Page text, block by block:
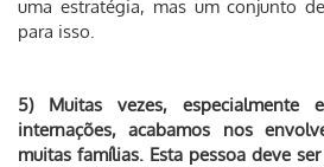
uma estratégia, mas um conjunto
para isso.
5) Muitas vezes, especialmente
internações, acabamos nos
muitas famílias. Esta pessoa deve